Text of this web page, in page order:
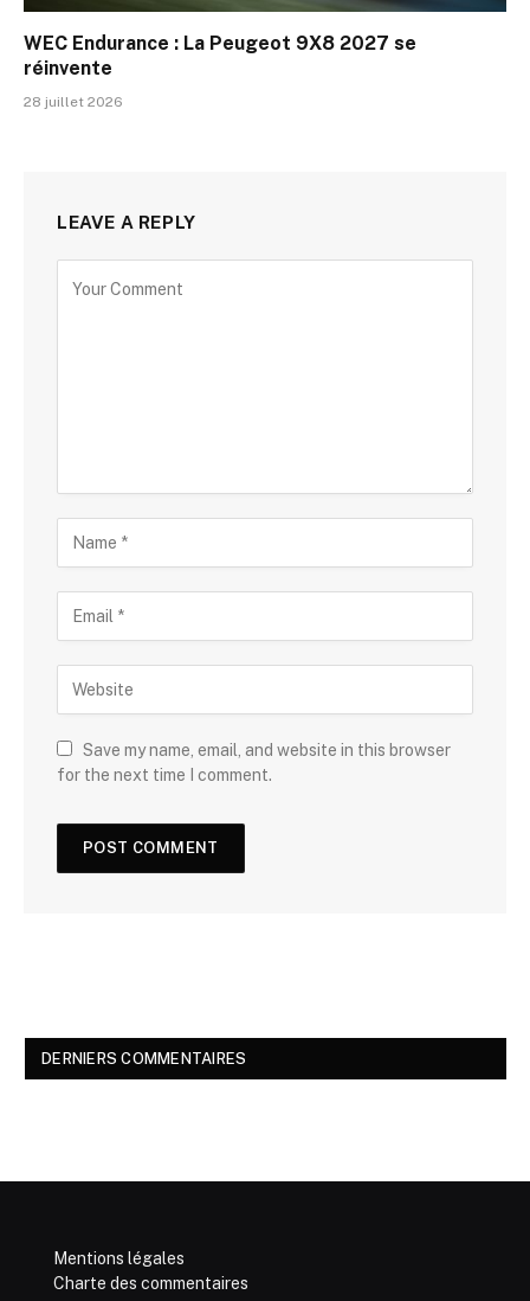
WEC Endurance : La Peugeot 9X8 2027 se
réinvente
28 juillet 2026
LEAVE A REPLY
Save my name, email, and website in this browser
for the next time I comment.
DERNIERS COMMENTAIRES
Mentions légales
Charte des commentaires